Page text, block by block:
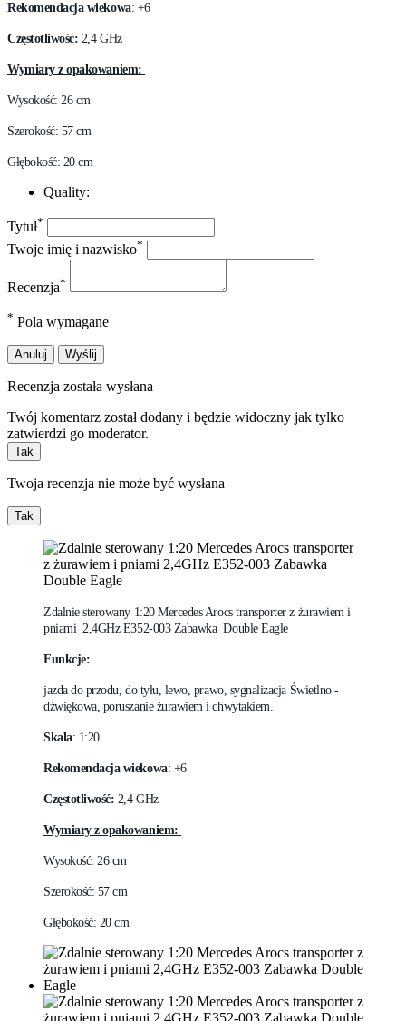
Rekomendacja wiekowa: +6
Częstotliwość: 2,4 GHz
Wymiary z opakowaniem:
Wysokość: 26 cm
Szerokość: 57 cm
Głębokość: 20 cm
Quality:
Tytuł*
Twoje imię i nazwisko*
Recenzja*
* Pola wymagane
Anuluj Wyślij
Recenzja została wysłana
Twój komentarz został dodany i będzie widoczny jak tylko
zatwierdzi go moderator.
Tak
Twoja recenzja nie może być wysłana
Tak
Zdalnie sterowany 1:20 Mercedes Arocs transporter z żurawiem i
pniami 2,4GHz E352-003 Zabawka Double Eagle
Funkcje:
jazda do przodu, do tyłu, lewo, prawo, sygnalizacja Świetlno -
dźwiękowa, poruszanie żurawiem i chwytakiem.
Skala: 1:20
Rekomendacja wiekowa: +6
Częstotliwość: 2,4 GHz
Wymiary z opakowaniem:
Wysokość: 26 cm
Szerokość: 57 cm
Głębokość: 20 cm